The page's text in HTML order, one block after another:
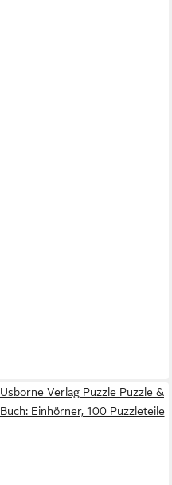
Usborne Verlag Puzzle Puzzle &
Buch: Einhörner, 100 Puzzleteile